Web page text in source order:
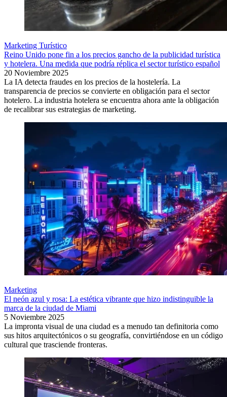
Marketing Turístico
Reino Unido pone fin a los precios gancho de la publicidad turística
y hotelera. Una medida que podría réplica el sector turístico español
20 Noviembre 2025
La IA detecta fraudes en los precios de la hostelería. La
transparencia de precios se convierte en obligación para el sector
hotelero. La industria hotelera se encuentra ahora ante la obligación
de recalibrar sus estrategias de marketing.
Marketing
El neón azul y rosa: La estética vibrante que hizo indistinguible la
marca de la ciudad de Miami
5 Noviembre 2025
La impronta visual de una ciudad es a menudo tan definitoria como
sus hitos arquitectónicos o su geografía, convirtiéndose en un código
cultural que trasciende fronteras.